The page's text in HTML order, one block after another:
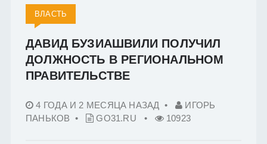
ВЛАСТЬ
ДАВИД БУЗИАШВИЛИ ПОЛУЧИЛ
ДОЛЖНОСТЬ В РЕГИОНАЛЬНОМ
ПРАВИТЕЛЬСТВЕ
4 ГОДА И 2 МЕСЯЦА НАЗАД •
ИГОРЬ
ПАНЬКОВ •
GO31.RU • 10923